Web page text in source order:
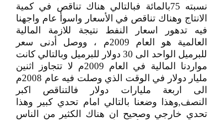
نسبته 75بالمائة فبالتالي هناك تناقص في كمية
الانتاج وهناك تناقص في الأسعار واسوأ عام واجهنا
فيه تدهور اسعار النفط نتيجة للازمة المالية
العالمية هو العام 2009م ، ووصل أدنى سعر
للبرميل الواحد الى 30 دولار للبرميل وبالتالي كانت
مواردنا المالية في العام 2009م لا تتجاوز اثنين
مليار دولار في الوقت الذي وصلت فيه عام 2008م
الى اربعة مليارات دولار فالتناقص اكبر
النصف,وهذا وضعنا بالتالي امام تحدي كبير وهذا
تحدي خارجي وصحيح ان هناك الكثير من الناس